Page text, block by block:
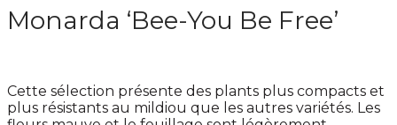
Monarda ‘Bee-You Be Free’
Cette sélection présente des plants plus compacts et
plus résistants au mildiou que les autres variétés. Les